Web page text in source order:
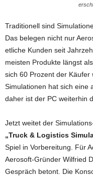
Traditionell sind
Das belegen nicht nur
etliche Kunden seit
meisten Produkte längst
sich 60 Prozent der Käufer
Simulationen hat sich eine
daher ist der PC weiterhin
Jetzt weitet der
„Truck & Logistics
Spiel in Vorbereitung. Für
Aerosoft-Gründer Wilfried
Gespräch betont. Die